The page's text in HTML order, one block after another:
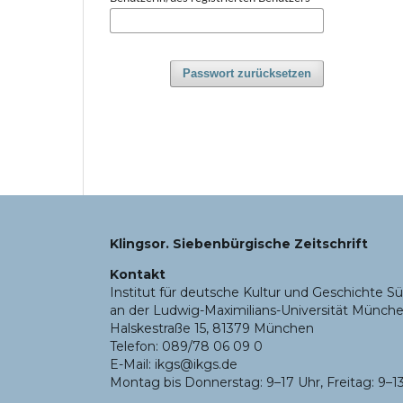
Passwort zurücksetzen
Klingsor. Siebenbürgische Zeitschrift
Kontakt
Institut für deutsche Kultur und Geschichte
an der Ludwig-Maximilians-Universität
Halskestraße 15, 81379 München
Telefon: 089/78 06 09 0
E-Mail: ikgs@ikgs.de
Montag bis Donnerstag: 9–17 Uhr, Freitag: